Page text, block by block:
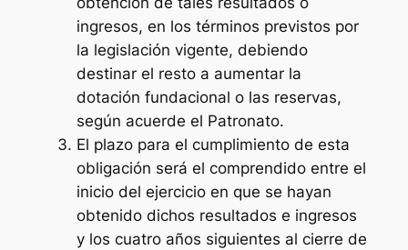
ingresos, en los términos previstos por
la legislación vigente, debiendo
destinar el resto a aumentar la
dotación fundacional o las reservas,
según acuerde el Patronato.
El plazo para el cumplimiento de esta
obligación será el comprendido entre el
inicio del ejercicio en que se hayan
obtenido dichos resultados e ingresos
y los cuatro años siguientes al cierre de